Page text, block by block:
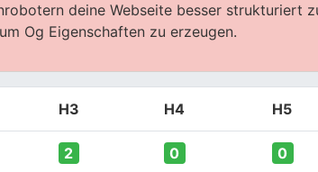
deine Webseite besser strukturiert
um Og Eigenschaften zu erzeugen.
H3 H4 H5
2 0 0